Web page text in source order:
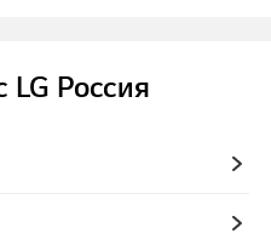
LG Россия